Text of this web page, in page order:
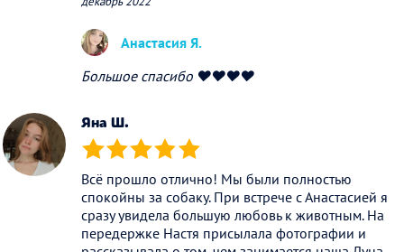
Анастасия Я.
Большое спасибо ❤️❤️❤️❤️
Яна Ш.
(*) (*) (*) (*) (*)
Всё прошло отлично! Мы были полностью
спокойны за собаку. При встрече с Анастасией я
сразу увидела большую любовь к животным. На
передержке Настя присылала фотографии и